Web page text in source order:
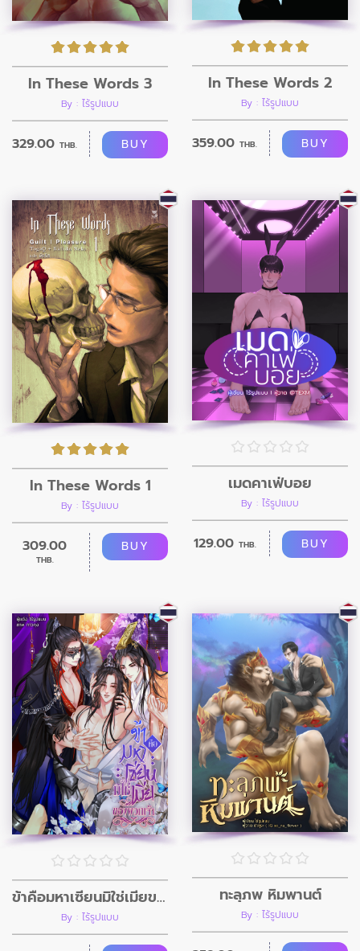
In These Words 3
By : ไร้รูปแบบ
329.00 THB. BUY
In These Words 2
By : ไร้รูปแบบ
359.00 THB. BUY
In These Words 1
By : ไร้รูปแบบ
309.00
THB.
BUY
เมดคาเฟ่บอย
By : ไร้รูปแบบ
129.00 THB. BUY
ข้าคือมหาเซียนมิใช่เมียของพวกเจ้า
By : ไร้รูปแบบ
ทะลุภพ หิมพานต์
By : ไร้รูปแบบ